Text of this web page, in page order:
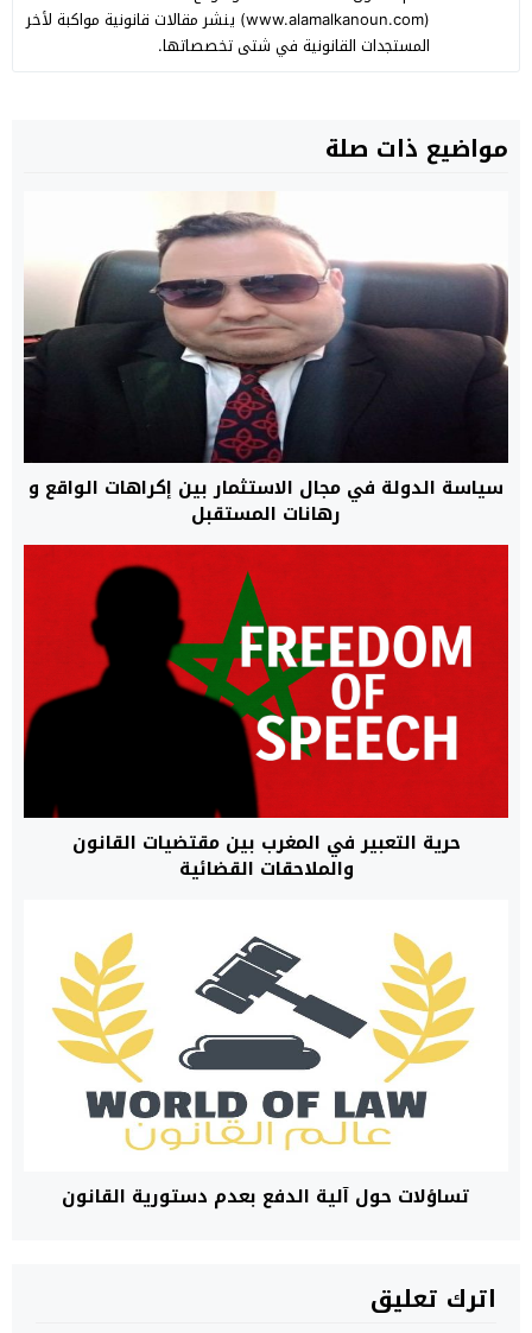
(www.alamalkanoun.com) ينشر مقالات قانونية مواكبة لأخر
المستجدات القانونية في شتى تخصصاتها.
مواضيع ذات صلة
سياسة الدولة في مجال الاستثمار بين إكراهات الواقع و
رهانات المستقبل
حرية التعبير في المغرب بين مقتضيات القانون
والملاحقات القضائية
تساؤلات حول آلية الدفع بعدم دستورية القانون
اترك تعليق